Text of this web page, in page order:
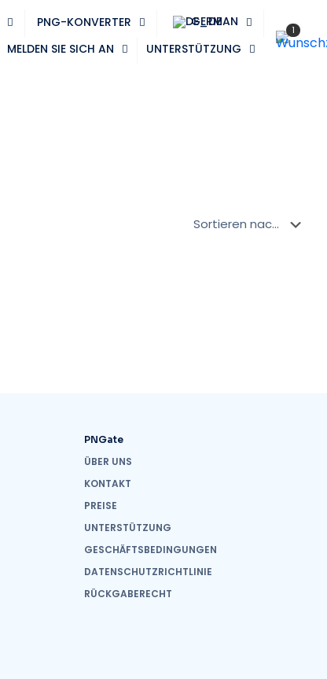
PNG-KONVERTER
GERMAN
MELDEN SIE SICH AN UNTERSTÜTZUNG
1
PNGate
ÜBER UNS
KONTAKT
PREISE
UNTERSTÜTZUNG
GESCHÄFTSBEDINGUNGEN
DATENSCHUTZRICHTLINIE
RÜCKGABERECHT